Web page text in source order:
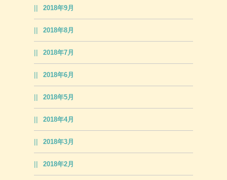
2018年9月
2018年8月
2018年7月
2018年6月
2018年5月
2018年4月
2018年3月
2018年2月